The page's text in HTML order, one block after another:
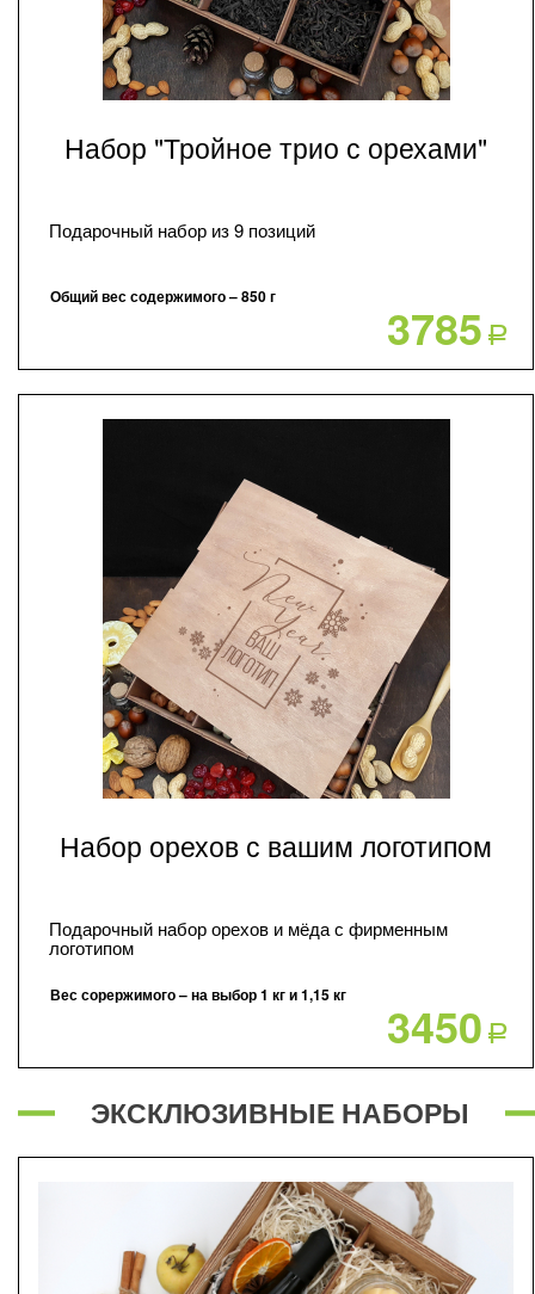
Набор "Тройное трио с орехами"
Подарочный набор из 9 позиций
Общий вес содержимого – 850 г 3785Р
Набор орехов с вашим логотипом
Подарочный набор орехов и мёда с фирменным
логотипом
Вес сорержимого – на выбор 1 кг и 1,15 кг 3450Р
ЭКСКЛЮЗИВНЫЕ НАБОРЫ